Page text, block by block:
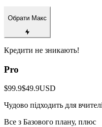
Обрати Макс
Кредити не зникають!
Pro
$99.9$49.9USD
Чудово підходить для
Все з Базового плану, плюс